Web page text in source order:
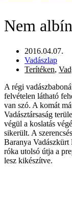
Nem
2016.04.07.
Vadászlap
Terítéken,
A régi
felvételen látható
van szó. A komát
Vadásztársaság
végül a koslatás
sikerült. A
Baranya
róka utolsó útja a
lesz kikészítve.